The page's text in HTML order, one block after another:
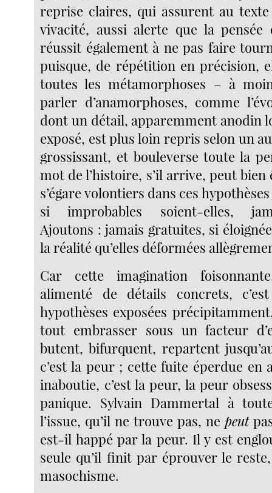
reprise claires, qui assurent au texte
vivacité, aussi alerte que la pensée
réussit également à ne pas faire
puisque, de répétition en précision,
toutes les métamorphoses – à
parler d’anamorphoses, comme
dont un détail, apparemment anodin
exposé, est plus loin repris selon un
grossissant, et bouleverse toute la
mot de l’histoire, s’il arrive, peut bien
s’égare volontiers dans ces
si improbables soient-elles,
Ajoutons : jamais gratuites, si
la réalité qu’elles déformées
Car cette imagination
alimenté de détails concrets,
hypothèses exposées
tout embrasser sous un facteur
butent, bifurquent, repartent
c’est la peur ; cette fuite éperdue en
inaboutie, c’est la peur, la peur
panique. Sylvain Dammertal à
l’issue, qu’il ne trouve pas, ne peut
est-il happé par la peur. Il y est
seule qu’il finit par éprouver le
masochisme.